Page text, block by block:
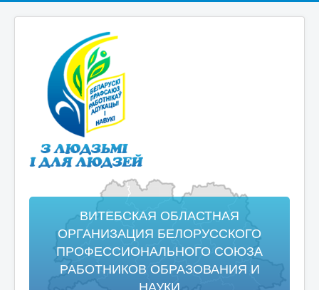
ВИТЕБСКАЯ ОБЛАСТНАЯ
ОРГАНИЗАЦИЯ БЕЛОРУССКОГО
ПРОФЕССИОНАЛЬНОГО СОЮЗА
РАБОТНИКОВ ОБРАЗОВАНИЯ И
НАУКИ